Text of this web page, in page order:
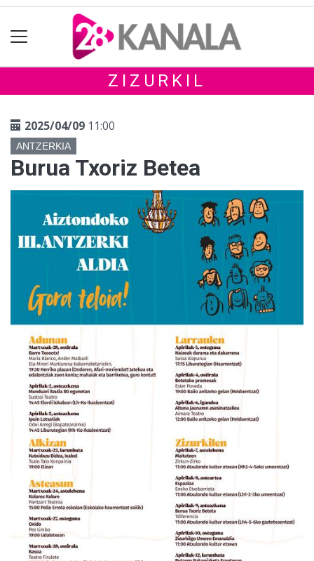
ZIZURKIL
2025/04/09 11:00
ANTZERKIA
Burua Txoriz Betea